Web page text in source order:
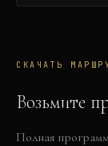
СКАЧАТЬ
Возьмите
Полная